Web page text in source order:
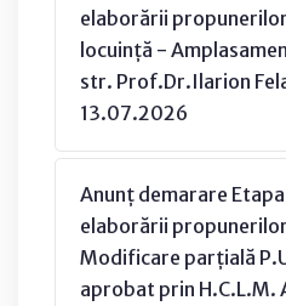
elaborării
locuință -
str. Prof.Dr.Ilarion
13.07.2026
Anunț demarare
elaborării
Modificare parțială
aprobat prin H.C.L.M.